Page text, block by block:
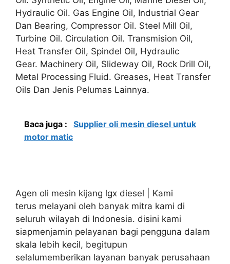
Hydraulic Oil. Gas Engine Oil, Industrial Gear
Dan Bearing, Compressor Oil. Steel Mill Oil,
Turbine Oil. Circulation Oil. Transmision Oil,
Heat Transfer Oil, Spindel Oil, Hydraulic
Gear. Machinery Oil, Slideway Oil, Rock Drill Oil,
Metal Processing Fluid. Greases, Heat Transfer
Oils Dan Jenis Pelumas Lainnya.
Baca juga :
Supplier oli mesin diesel untuk
motor matic
Agen oli mesin kijang lgx diesel | Kami
terus melayani oleh banyak mitra kami di
seluruh wilayah di Indonesia. disini kami
siapmenjamin pelayanan bagi pengguna dalam
skala lebih kecil, begitupun
selalumemberikan layanan banyak perusahaan